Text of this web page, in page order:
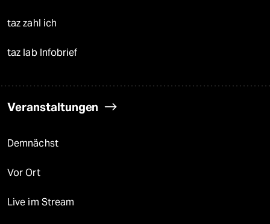
taz zahl ich
taz lab Infobrief
Veranstaltungen
Demnächst
Vor Ort
Live im Stream